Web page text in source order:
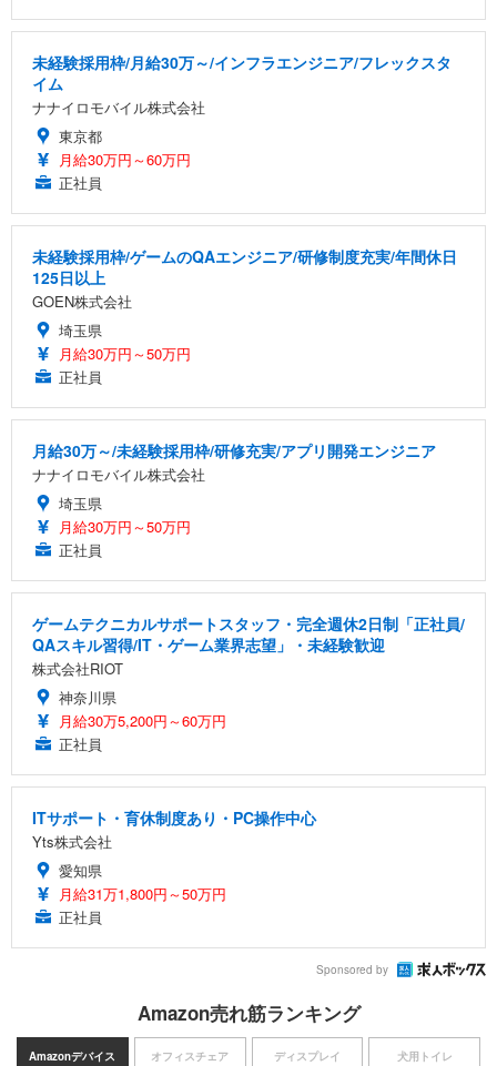
未経験採用枠/月給30万～/インフラエンジニア/フレックスタ
イム
ナナイロモバイル株式会社
東京都
月給30万円～60万円
正社員
未経験採用枠/ゲームのQAエンジニア/研修制度充実/年間休日
125日以上
GOEN株式会社
埼玉県
月給30万円～50万円
正社員
月給30万～/未経験採用枠/研修充実/アプリ開発エンジニア
ナナイロモバイル株式会社
埼玉県
月給30万円～50万円
正社員
ゲームテクニカルサポートスタッフ・完全週休2日制「正社員/
QAスキル習得/IT・ゲーム業界志望」・未経験歓迎
株式会社RIOT
神奈川県
月給30万5,200円～60万円
正社員
ITサポート・育休制度あり・PC操作中心
Yts株式会社
愛知県
月給31万1,800円～50万円
正社員
Sponsored by
Amazon売れ筋ランキング
Amazonデバイス オフィスチェア ディスプレイ 犬用トイレ